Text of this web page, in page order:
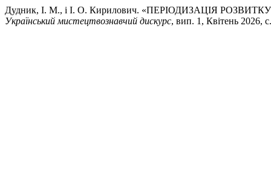
Дудник, І. М., і І. О. Кирилович. «ПЕРІОДИЗАЦІЯ
Український мистецтвознавчий дискурс, вип. 1, Квітень 2026,